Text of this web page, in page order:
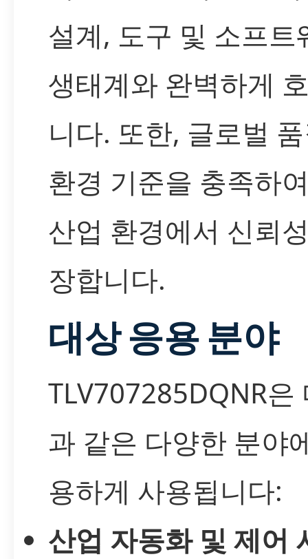
설계, 도구 및 소프트
생태계와 완벽하게
니다. 또한, 글로벌
환경 기준을 충족하
산업 환경에서 신뢰
장합니다.
대상 응용 분야
TLV707285DQNR은
과 같은 다양한 분야
용하게 사용됩니다:
산업 자동화 및 제어